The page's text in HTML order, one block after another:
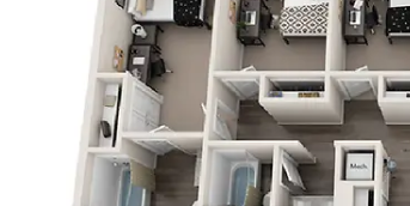
Die wegweisende
Innovation, Ehrgeiz und
Studenten.